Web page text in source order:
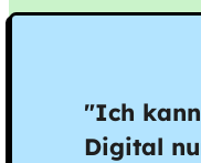
"Ich
Digital